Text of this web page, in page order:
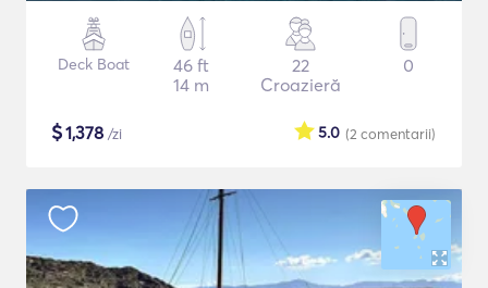
Deck Boat
46 ft
14 m
22
Croazieră
0
$1,378 /zi (2 comentarii)
5.0